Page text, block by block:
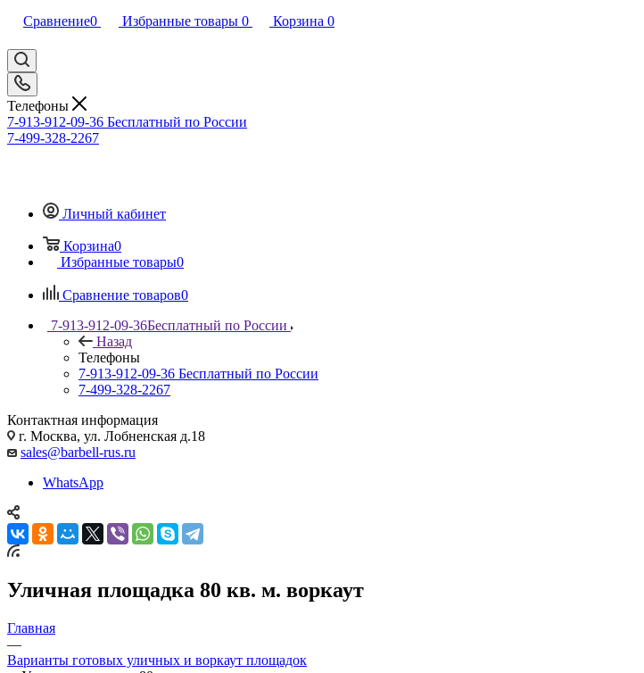
Сравнение0 Избранные товары 0 Корзина 0
Телефоны
7-913-912-09-36 Бесплатный по России
7-499-328-2267
Личный кабинет
Корзина0
Избранные товары0
Сравнение товаров0
7-913-912-09-36Бесплатный по России
Назад
Телефоны
7-913-912-09-36 Бесплатный по России
7-499-328-2267
Контактная информация
г. Москва, ул. Лобненская д.18
sales@barbell-rus.ru
WhatsApp
Уличная площадка 80 кв. м. воркаут
Главная
—
Варианты готовых уличных и воркаут площадок